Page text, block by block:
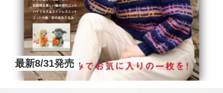
最新8/31発売